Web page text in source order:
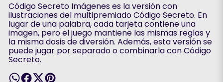
Código Secreto Imágenes es la versión con
ilustraciones del multipremiado Código Secreto. En
lugar de una palabra, cada tarjeta contiene una
imagen, pero el juego mantiene las mismas reglas y
la misma dosis de diversión. Además, esta versión se
puede jugar por separado o combinarla con Código
Secreto.